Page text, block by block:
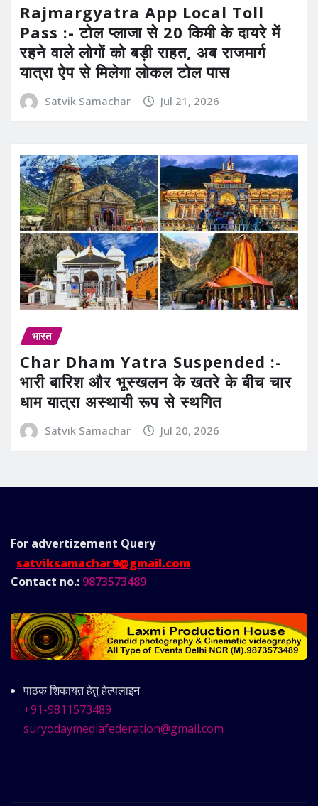
Rajmargyatra App Local Toll
Pass :- टोल प्लाजा से 20 किमी के दायरे में
रहने वाले लोगों को बड़ी राहत, अब राजमार्ग
यात्रा ऐप से मिलेगा लोकल टोल पास
Satvik Samachar Jul 21, 2026
भारत
Char Dham Yatra Suspended :-
भारी बारिश और भूस्खलन के खतरे के बीच चार
धाम यात्रा अस्थायी रूप से स्थगित
Satvik Samachar Jul 20, 2026
For advertizement Query
satviksamachar9@gmail.com
Contact no.: 9873573489
पाठक शिकायत हेतु हेल्पलाइन
+91-9811573489
suryodaymediafederation@gmail.com